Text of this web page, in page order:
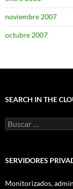
noviembre 2007
octubre 2007
SEARCH IN THE
Buscar:
SERVIDORES
Monitorizados,